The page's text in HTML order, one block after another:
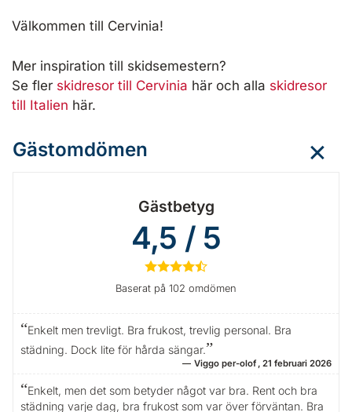
Välkommen till Cervinia!
Mer inspiration till skidsemestern?
Se fler skidresor till Cervinia här och alla skidresor
till Italien här.
Gästomdömen
Gästbetyg
4,5 / 5
★★★★
Baserat på 102 omdömen
Enkelt men trevligt. Bra frukost, trevlig personal. Bra
städning. Dock lite för hårda sängar.
Viggo per-olof 21 februari 2026
Enkelt, men det som betyder något var bra. Rent och bra
städning varje dag, bra frukost som var över förväntan. Bra